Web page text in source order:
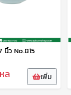
นิ้ว No.815
ล เพิ่ม